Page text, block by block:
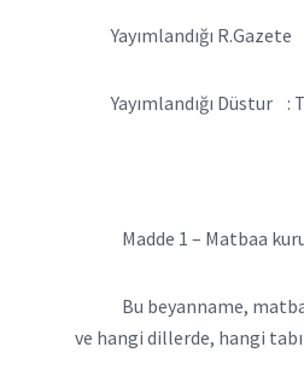
Yayımlandığı
Yayımlandığı Düstur :
Madde 1 – Matbaa
Bu beyanname,
ve hangi dillerde, hangi